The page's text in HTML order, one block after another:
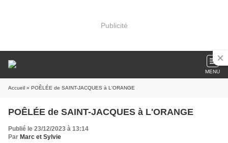
Publicité
MENU
Accueil » POÊLÉE de SAINT-JACQUES à L'ORANGE
POÊLÉE de SAINT-JACQUES à L'ORANGE
Publié le 23/12/2023 à 13:14
Par Marc et Sylvie